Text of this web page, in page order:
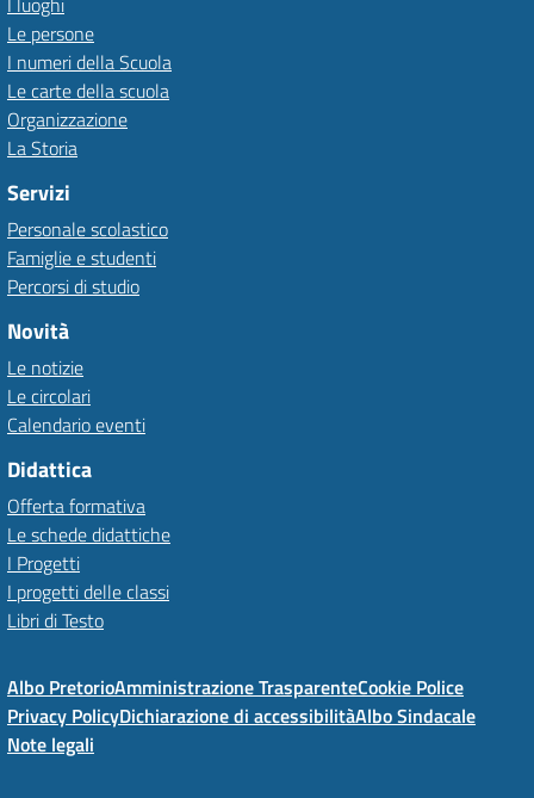
Le persone
I numeri della Scuola
Le carte della scuola
Organizzazione
La Storia
Servizi
Personale scolastico
Famiglie e studenti
Percorsi di studio
Novità
Le notizie
Le circolari
Calendario eventi
Didattica
Offerta formativa
Le schede didattiche
I Progetti
I progetti delle classi
Libri di Testo
Albo PretorioAmministrazione TrasparenteCookie Police
Privacy PolicyDichiarazione di accessibilitàAlbo Sindacale
Note legali